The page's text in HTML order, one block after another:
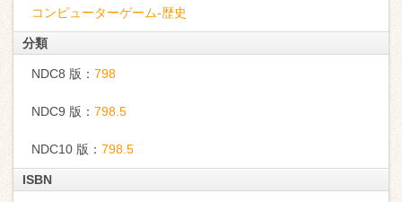
コンピューターゲーム-歴史
分類
NDC8 版： 798
NDC9 版： 798.5
NDC10 版： 798.5
ISBN